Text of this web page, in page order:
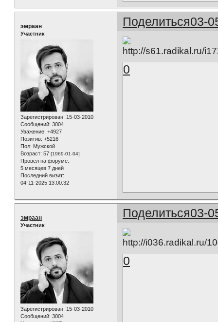
Поделиться03-
эмраан
Участник
Зарегистрирован: 15-03-2010
Сообщений: 3004
Уважение: +4927
Позитив: +5216
Пол: Мужской
Возраст: 57 [1969-01-04]
Провел на форуме:
5 месяцев 7 дней
Последний визит:
04-11-2025 13:00:32
0
Поделиться03-
эмраан
Участник
Зарегистрирован: 15-03-2010
Сообщений: 3004
0